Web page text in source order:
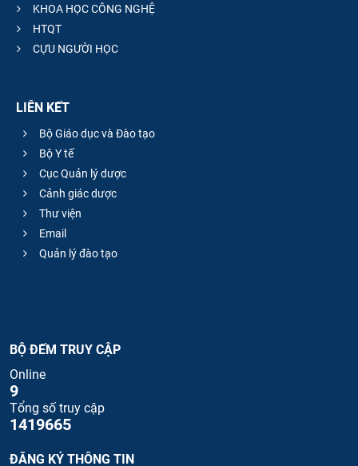
KHOA HỌC CÔNG NGHỆ
HTQT
CỰU NGƯỜI HỌC
LIÊN KẾT
Bộ Giáo dục và Đào tạo
Bộ Y tế
Cục Quản lý dược
Cảnh giác dược
Thư viện
Email
Quản lý đào tạo
BỘ ĐẾM TRUY CẬP
Online
9
Tổng số truy cập
1419665
ĐĂNG KÝ THÔNG TIN